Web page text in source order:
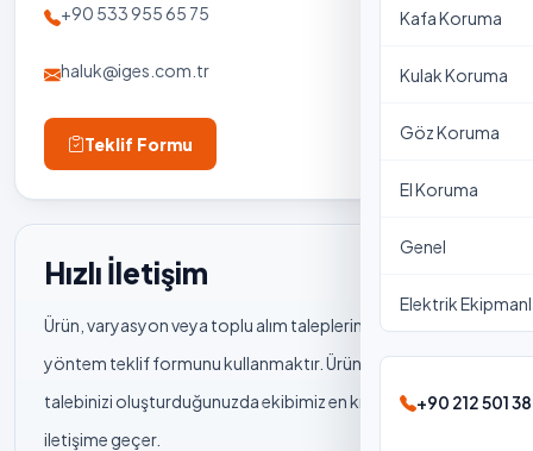
Kafa Koruma
Kulak Koruma
Göz Koruma
El Koruma
Genel
Elektrik
+90 212 501
+90 533 955 65 75
haluk@iges.com.tr
Teklif Formu
Hızlı İletişim
Ürün, varyasyon veya toplu alım talepleriniz için en hızlı
yöntem teklif formunu kullanmaktır. Ürünleri seçip
talebinizi oluşturduğunuzda ekibimiz en kısa sürede sizinle
iletişime geçer.